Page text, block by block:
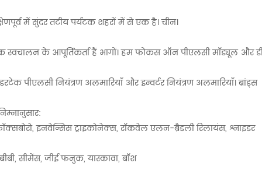
में सुंदर तटीय पर्यटक शहरों में से एक है। चीन।
स्वचालन के आपूर्तिकर्ता हैं भागों। हम फोकस ऑन पीएलसी मॉड्यूल और
पीएलसी नियंत्रण अलमारियाँ और इन्वर्टर नियंत्रण अलमारियाँ। ब्रांड्स
इनवेन्सिस ट्राइकोनेक्स, रॉकवेल एलन-ब्रैडली रिलायंस, श्नाइडर
सीमेंस, जीई फनुक, यास्कावा, बॉश